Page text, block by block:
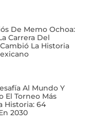
De Memo Ochoa:
Carrera Del
La Historia
Al Mundo Y
El Torneo Más
Historia: 64
2030